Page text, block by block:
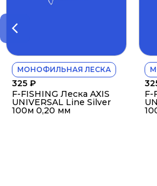
МОНОФИЛЬНАЯ ЛЕСКА
325 ₽
F-FISHING Леска AXIS
UNIVERSAL Line Silver
100м 0,20 мм
F-